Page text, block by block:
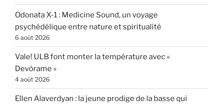
Odonata X-1 : Medicine Sound, un voyage
psychédélique entre nature et spiritualité
6 août 2026
Vale! ULB font monter la température avec «
Devórame »
4 août 2026
Ellen Alaverdyan : la jeune prodige de la basse qui